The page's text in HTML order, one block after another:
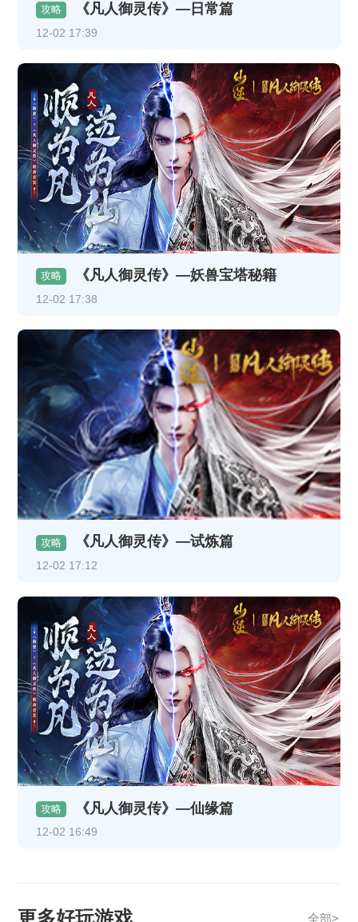
攻略 《凡人御灵传》—日常篇
12-02 17:39
攻略 《凡人御灵传》—妖兽宝塔秘籍
12-02 17:38
攻略 《凡人御灵传》—试炼篇
12-02 17:12
攻略 《凡人御灵传》—仙缘篇
12-02 16:49
全部>